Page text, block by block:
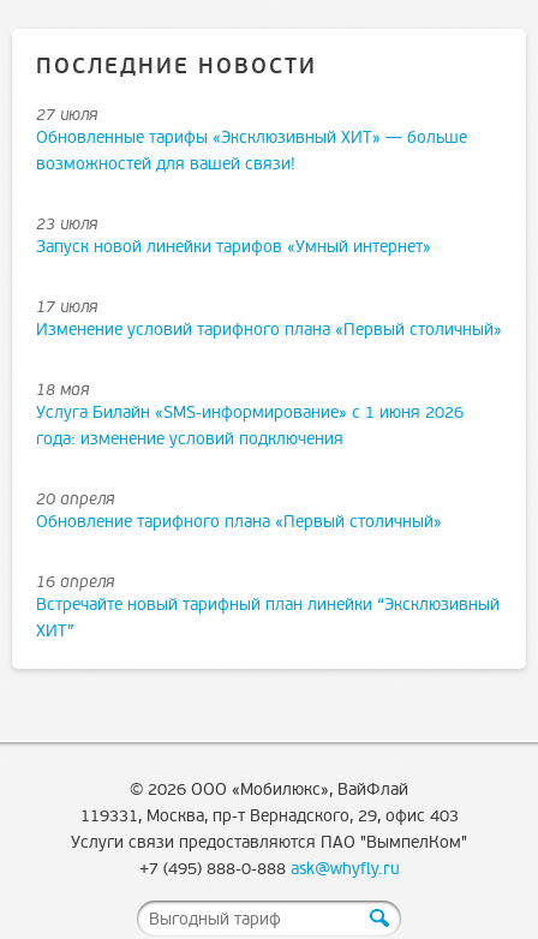
ПОСЛЕДНИЕ НОВОСТИ
27 июля
Обновленные тарифы «Эксклюзивный ХИТ» — больше
возможностей для вашей связи!
23 июля
Запуск новой линейки тарифов «Умный интернет»
17 июля
Изменение условий тарифного плана «Первый столичный»
18 мая
Услуга Билайн «SMS-информирование» с 1 июня 2026
года: изменение условий подключения
20 апреля
Обновление тарифного плана «Первый столичный»
16 апреля
Встречайте новый тарифный план линейки “Эксклюзивный
ХИТ”
© 2026 ООО «Мобилюкс», ВайФлай
119331, Москва, пр-т Вернадского, 29, офис 403
Услуги связи предоставляются ПАО "ВымпелКом"
+7 (495) 888-0-888 ask@whyfly.ru